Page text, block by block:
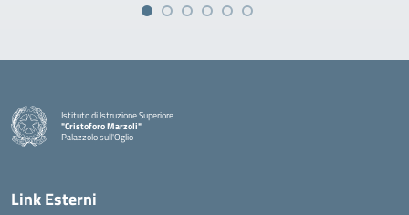
Istituto di Istruzione Superiore
"Cristoforo Marzoli"
Palazzolo sull'Oglio
— Visita la pagina iniziale della scuola
Link Esterni